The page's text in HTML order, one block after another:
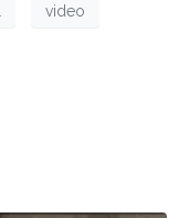
video